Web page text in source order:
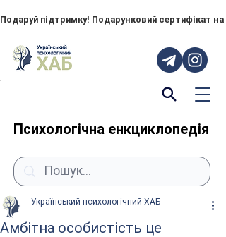
Подаруй підтримку! Подарунковий сертифікат
Психологічна енкциклопедія
Амбітна особистість це
Український психологічний ХАБ